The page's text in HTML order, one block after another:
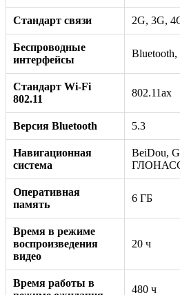
Стандарт связи 2G, 3G,
Беспроводные
интерфейсы
Стандарт Wi-Fi
802.11
802.11ax
Версия Bluetooth 5.3
Навигационная
система
BeiDou,
Оперативная
память
6 ГБ
Время в режиме
воспроизведения
видео
20 ч
Время работы в
480 ч